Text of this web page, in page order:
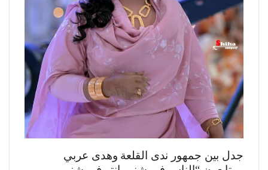
جدل بين جمهور ندى القلعة وهدى عربي